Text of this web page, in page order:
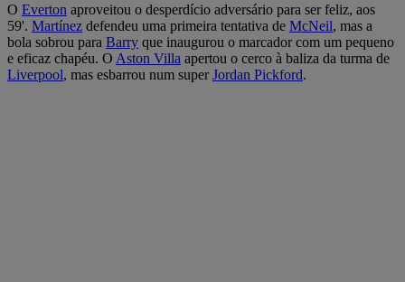
O Everton aproveitou o desperdício adversário para ser feliz, aos
59'. Martínez defendeu uma primeira tentativa de McNeil, mas a
bola sobrou para Barry que inaugurou o marcador com um pequeno
e eficaz chapéu. O Aston Villa apertou o cerco à baliza da turma de
Liverpool, mas esbarrou num superJordan Pickford.